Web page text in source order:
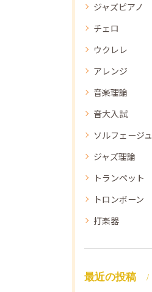
ジャズピアノ
チェロ
ウクレレ
アレンジ
音楽理論
音大入試
ソルフェージュ
ジャズ理論
トランペット
トロンボーン
打楽器
最近の投稿